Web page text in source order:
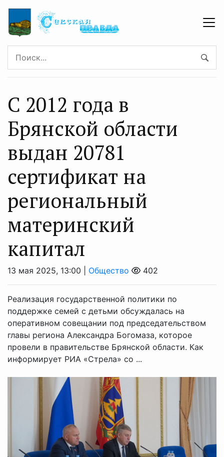
С 2012 года в
Брянской области
выдан 20781
сертификат на
региональный
материнский
капитал
13 мая 2025, 13:00 | Общество 402
Реализация государственной политики по
поддержке семей с детьми обсуждалась на
оперативном совещании под председательством
главы региона Александра Богомаза, которое
провели в правительстве Брянской области. Как
информирует РИА «Стрела» со ...